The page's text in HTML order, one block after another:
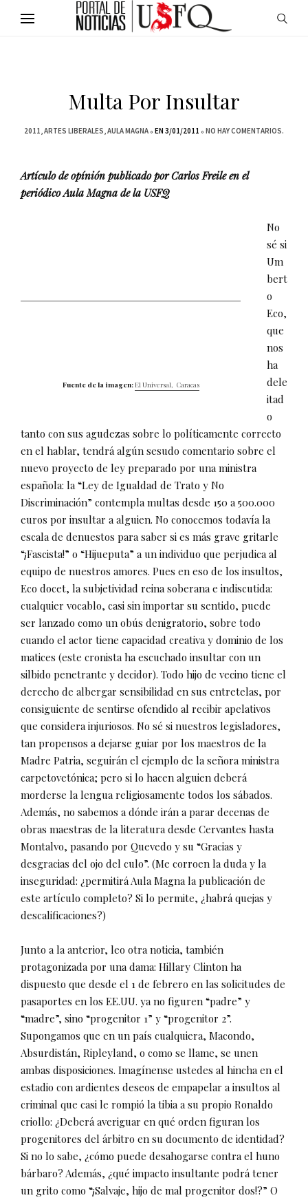
Multa Por Insultar
2011 ARTES LIBERALES AULA MAGNA EN 3/01/2011 NO HAY COMENTARIOS.
Artículo de opínión publicado por Carlos Freile en el
periódico Aula Magna de la USFQ
Fuente de la imagen:El Universal, Caracas
No
sé si
Um
bert
o
Eco,
que
nos
ha
dele
itad
o
tanto con sus agudezas sobre lo políticamente correcto
en el hablar, tendrá algún sesudo comentario sobre el
nuevo proyecto de ley preparado por una ministra
española: la “Ley de Igualdad de Trato y No
Discriminación” contempla multas desde 150 a 500.000
euros por insultar a alguien. No conocemos todavía la
escala de denuestos para saber si es más grave gritarle
“¡Fascista!” o “Hijueputa” a un individuo que perjudica al
equipo de nuestros amores. Pues en eso de los insultos,
Eco docet, la subjetividad reina soberana e indiscutida:
cualquier vocablo, casi sin importar su sentido, puede
ser lanzado como un obús denigratorio, sobre todo
cuando el actor tiene capacidad creativa y dominio de los
matices (este cronista ha escuchado insultar con un
silbido penetrante y decidor). Todo hijo de vecino tiene el
derecho de albergar sensibilidad en sus entretelas, por
consiguiente de sentirse ofendido al recibir apelativos
que considera injuriosos. No sé si nuestros legisladores,
tan propensos a dejarse guiar por los maestros de la
Madre Patria, seguirán el ejemplo de la señora ministra
carpetovetónica; pero si lo hacen alguien deberá
morderse la lengua religiosamente todos los sábados.
Además, no sabemos a dónde irán a parar decenas de
obras maestras de la literatura desde Cervantes hasta
Montalvo, pasando por Quevedo y su “Gracias y
desgracias del ojo del culo”. (Me corroen la duda y la
inseguridad: ¿permitirá Aula Magna la publicación de
este artículo completo? Si lo permite, ¿habrá quejas y
descalificaciones?)
Junto a la anterior, leo otra noticia, también
protagonizada por una dama: Hillary Clinton ha
dispuesto que desde el 1 de febrero en las solicitudes de
pasaportes en los EE.UU. ya no figuren “padre” y
“madre”, sino “progenitor 1” y “progenitor 2”.
Supongamos que en un país cualquiera, Macondo,
Absurdistán, Ripleyland, o como se llame, se unen
ambas disposiciones. Imagínense ustedes al hincha en el
estadio con ardientes deseos de empapelar a insultos al
criminal que casi le rompió la tibia a su propio Ronaldo
criollo: ¿Deberá averiguar en qué orden figuran los
progenitores del árbitro en su documento de identidad?
Si no lo sabe, ¿cómo puede desahogarse contra el huno
bárbaro? Además, ¿qué impacto insultante podrá tener
un grito como “¡Salvaje, hijo de mal progenitor dos!?” O